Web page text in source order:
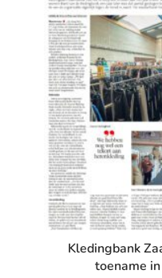
Kledingbank
toename